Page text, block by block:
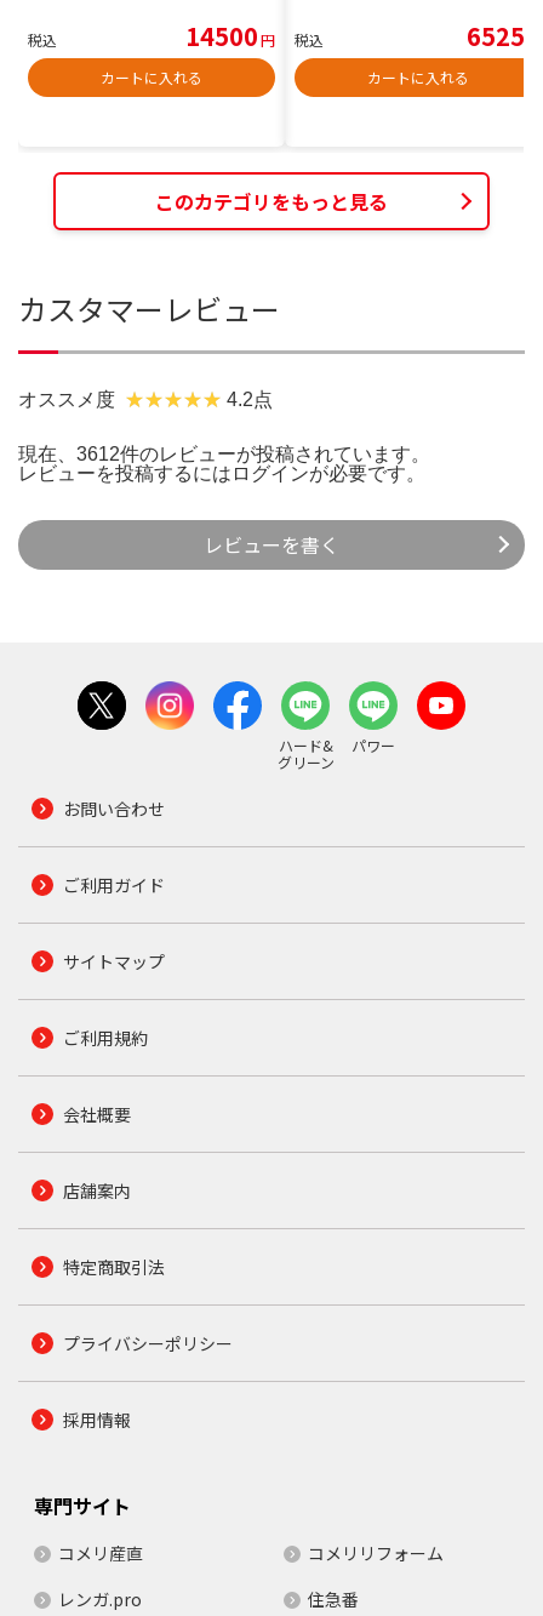
税込 14500円
カートに入れる
税込 6525
カートに入れる
このカテゴリをもっと見る
カスタマーレビュー
オススメ度 4.2点
現在、3612件のレビューが投稿されています。
レビューを投稿するには ログインが必要です。
レビューを書く
ハード&
グリーン
パワー
お問い合わせ
ご利用ガイド
サイトマップ
ご利用規約
会社概要
店舗案内
特定商取引法
プライバシーポリシー
採用情報
専門サイト
コメリ産直
コメリリフォーム
レンガ.pro
住急番